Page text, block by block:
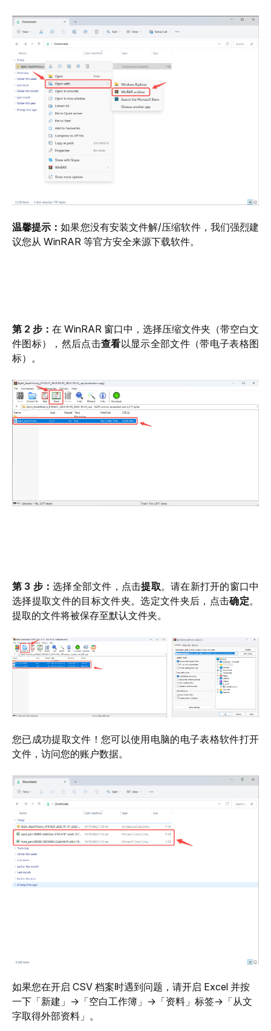
温馨提示：如果您没有安装文件解/压缩软件，我们强烈建
议您从 WinRAR 等官方安全来源下载软件。
第 2 步： 在 WinRAR 窗口中，选择压缩文件夹（带空白文
件图标），然后点击查看以显示全部文件（带电子表格图
标）。
第 3 步：选择全部文件，点击提取。请在新打开的窗口中
选择提取文件的目标文件夹。选定文件夹后，点击确定。
提取的文件将被保存至默认文件夹。
您已成功提取文件！您可以使用电脑的电子表格软件打开
文件，访问您的账户数据。
如果您在开启 CSV 档案时遇到问题，请开启 Excel 并按
一下「新建」→「空白工作簿」→「资料」标签→「从文
字取得外部资料」。